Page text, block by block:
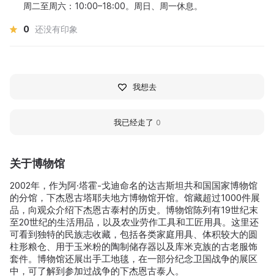
关于博物馆
2002年，作为阿·塔霍-戈迪命名的达吉斯坦共和国国家博物馆
的分馆，下杰恩古塔耶夫地方博物馆开馆。馆藏超过1000件展
品，向观众介绍下杰恩古泰村的历史。博物馆陈列有19世纪末
至20世纪的生活用品，以及农业劳作工具和工匠用具。这里还
可看到独特的民族志收藏，包括各类家庭用具、体积较大的圆
柱形粮仓、用于玉米粉的陶制储存器以及库米克族的古老服饰
套件。博物馆还展出手工地毯，在一部分纪念卫国战争的展区
中，可了解到参加过战争的下杰恩古泰人。
周二至周六：10:00–18:00。周日、周一休息。
0 还没有印象
我想去
我已经走了 0